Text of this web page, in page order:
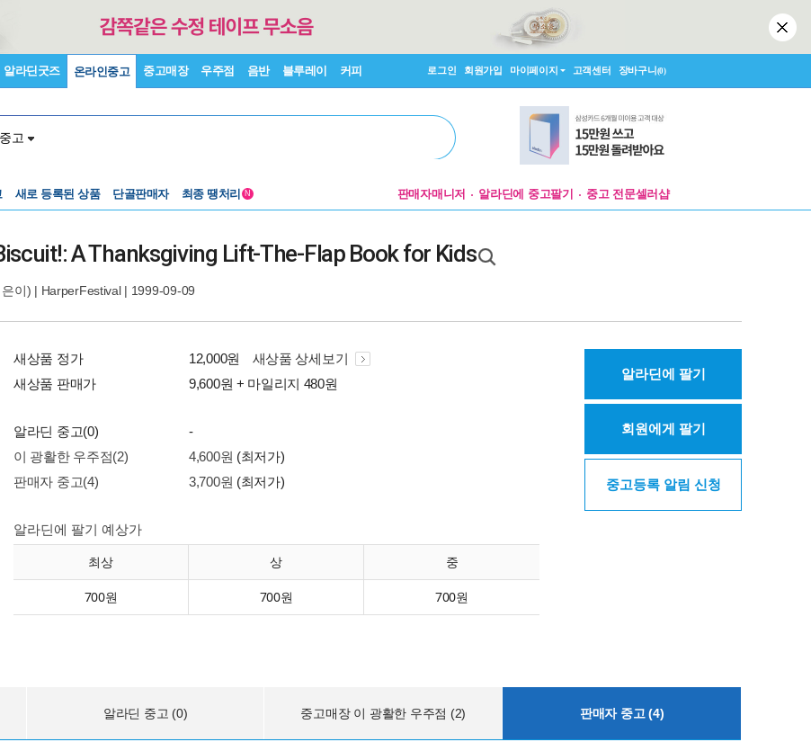
알라딘굿즈 온라인중고 중고매장 우주점 음반 블루레이 커피 로그인 회원가입 마이페이지 고객센터 장바구니(0)
고
새로 등록된 상품 단골판매자 최종 땡처리 N 판매자매니저 알라딘에 중고팔기 중고 전문셀러샵
A Thanksgiving Lift-The-Flap Book for Kids
은이) | HarperFestival| 1999-09-09
새상품 정가 12,000원
새상품 상세보기
새상품 판매가
9,600원 + 마일리지 480원
알라딘 중고(0)
-
이 광활한 우주점(2)
4,600원 (최저가)
판매자 중고(4)
3,700원 (최저가)
알라딘에 팔기 예상가
최상 상 중
700원 700원 700원
알라딘에 팔기
회원에게 팔기
중고등록 알림 신청
알라딘 중고 (0) 중고매장 이 광활한 우주점 (2) 판매자 중고 (4)